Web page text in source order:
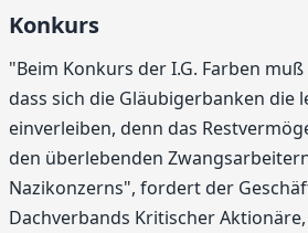
Konkurs
"Beim Konkurs der I.G. Farben
dass sich die Gläubigerbanken die
einverleiben, denn das
den überlebenden
Nazikonzerns", fordert der
Dachverbands Kritischer